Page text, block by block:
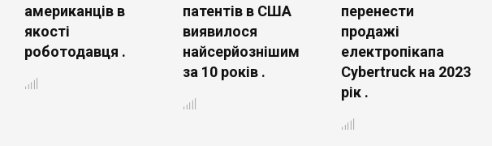
американців в
якості
роботодавця .
патентів в США
виявилося
найсерйознішим
за 10 років .
перенести
продажі
електропікапа
Cybertruck на 2023
рік .